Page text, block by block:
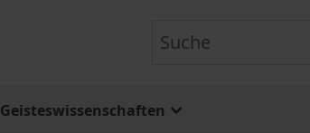
Geisteswissenschaften